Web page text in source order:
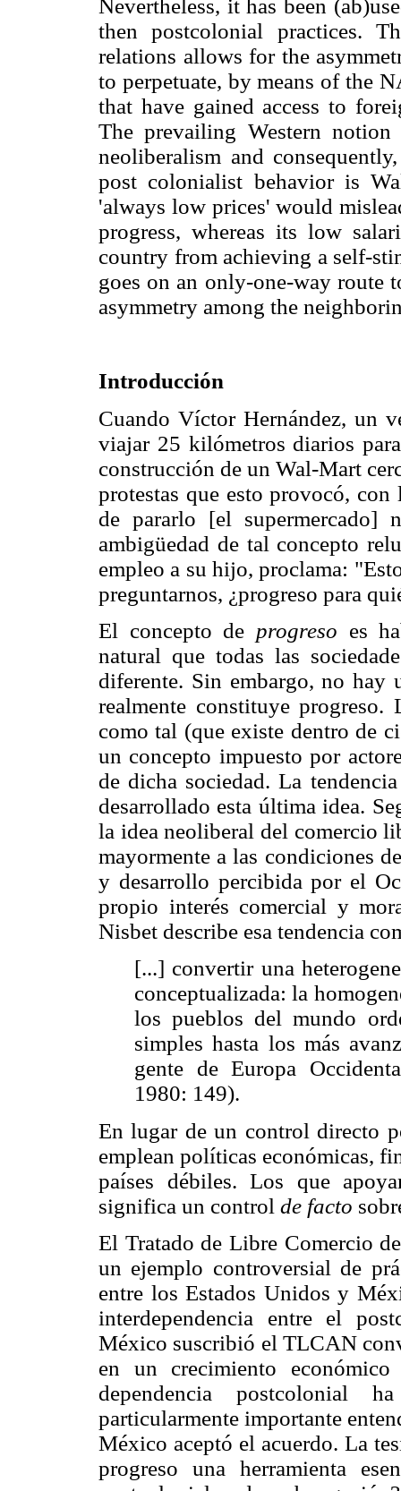
Nevertheless, it has been
then postcolonial practices.
relations allows for the
to perpetuate, by means of the
that have gained access to
The prevailing Western
neoliberalism and
post colonialist behavior is
'always low prices' would
progress, whereas its low
country from achieving a self-
goes on an only-one-way route
asymmetry among the
Introducción
Cuando Víctor Hernández, un
viajar 25 kilómetros diarios
construcción de un Wal-Mart
protestas que esto provocó, con
de pararlo [el supermercado]
ambigüedad de tal concepto
empleo a su hijo, proclama:
preguntarnos, ¿progreso para
El concepto de progreso es
natural que todas las
diferente. Sin embargo, no
realmente constituye
como tal (que existe dentro de
un concepto impuesto por
de dicha sociedad. La
desarrollado esta última idea.
la idea neoliberal del comercio
mayormente a las condiciones
y desarrollo percibida por el
propio interés comercial y
Nisbet describe esa tendencia
[...] convertir una
conceptualizada: la
los pueblos del mundo
simples hasta los más
gente de Europa
1980: 149).
En lugar de un control directo
emplean políticas económicas,
países débiles. Los que
significa un control de facto
El Tratado de Libre Comercio
un ejemplo controversial de
entre los Estados Unidos y
interdependencia entre el
México suscribió el TLCAN
en un crecimiento
dependencia postcolonial
particularmente importante
México aceptó el acuerdo. La
progreso una herramienta